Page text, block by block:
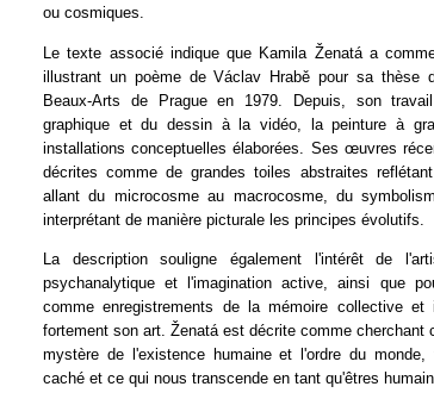
ou cosmiques.
Le texte associé indique que Kamila Ženatá a
illustrant un poème de Václav Hrabě pour sa thèse
Beaux-Arts de Prague en 1979. Depuis, son
graphique et du dessin à la vidéo, la peinture à
installations conceptuelles élaborées. Ses œuvres
décrites comme de grandes toiles abstraites
allant du microcosme au macrocosme, du
interprétant de manière picturale les principes évolutifs.
La description souligne également l'intérêt de
psychanalytique et l'imagination active, ainsi que
comme enregistrements de la mémoire collective et
fortement son art. Ženatá est décrite comme cherchant
mystère de l'existence humaine et l'ordre du
caché et ce qui nous transcende en tant qu'êtres